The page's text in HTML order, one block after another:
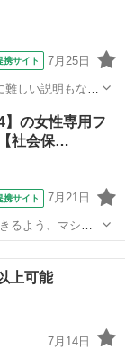
携サイト 7月25日
しい説明もない
ンのご相談対
】の女性専用フ
社会保…
携サイト 7月21日
るよう、マシン
手な方がほとん
きを意識しまし
上可能
7月14日